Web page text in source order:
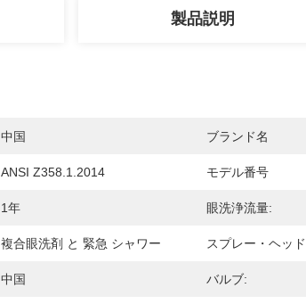
製品説明
中国 ブランド名
ANSI Z358.1.2014 モデル番号
1年 眼洗浄流量:
複合眼洗剤 と 緊急 シャワー スプレー・ヘッ
中国 バルブ: